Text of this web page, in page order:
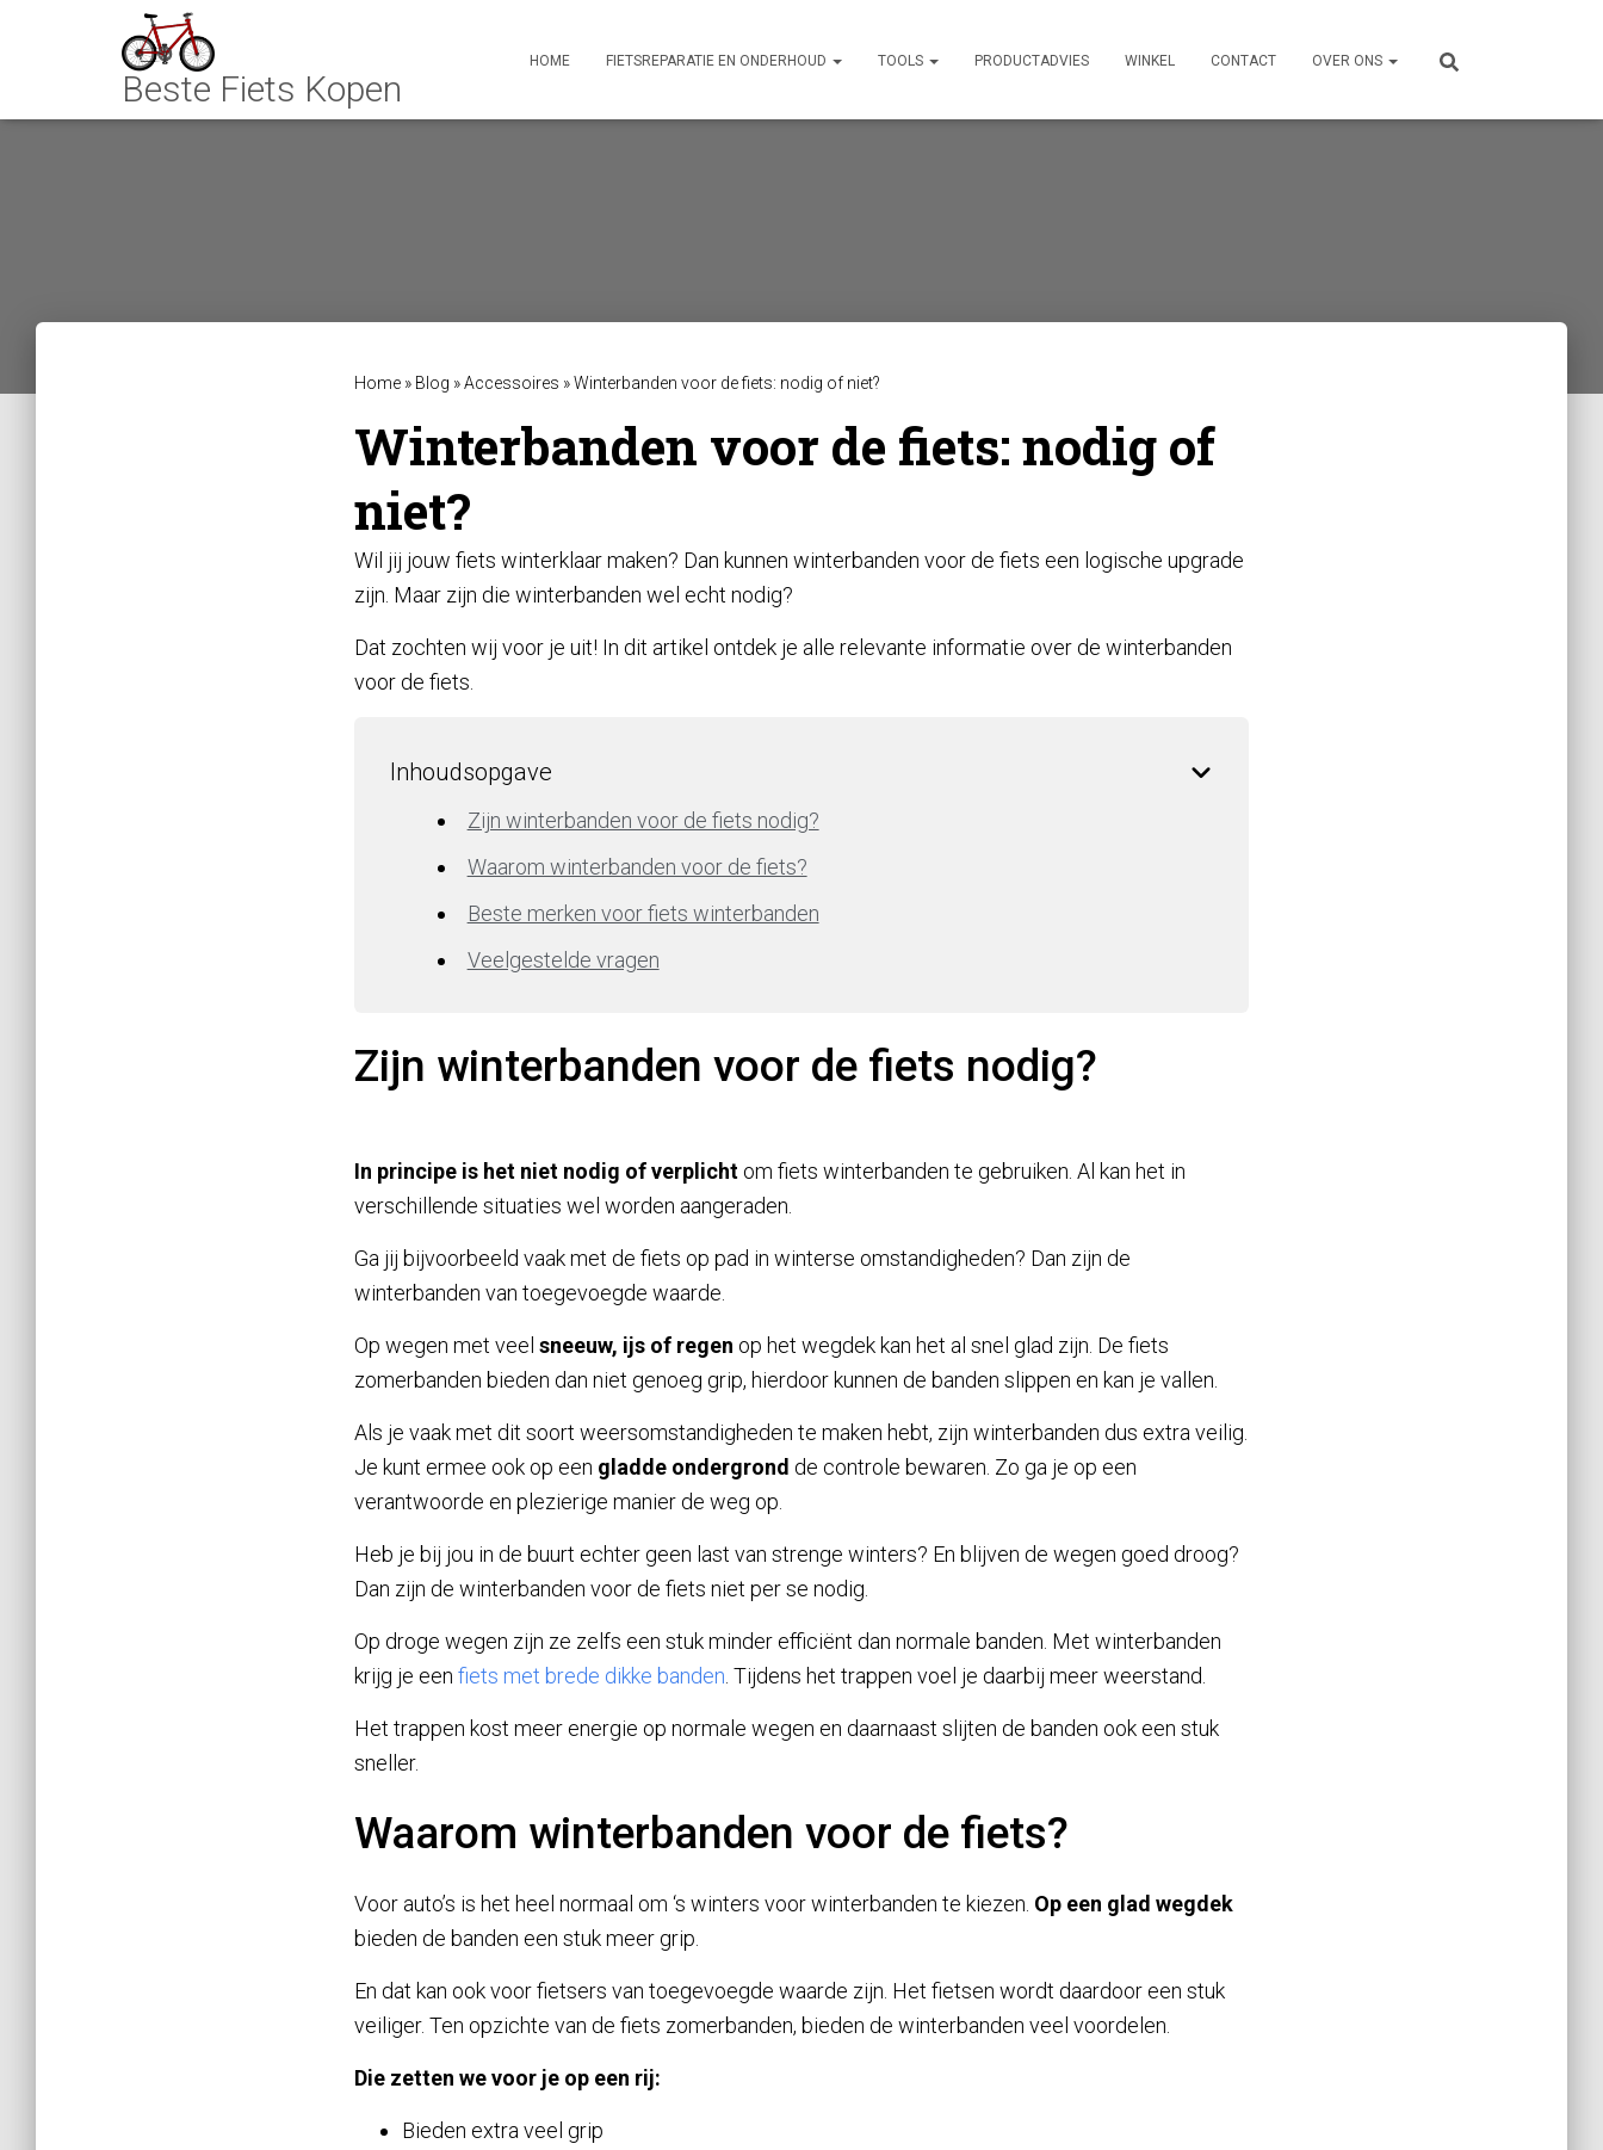
HOME FIETSREPARATIE EN ONDERHOUD TOOLS PRODUCTADVIES WINKEL CONTACT OVER ONS
Home » Blog »Accessoires »Winterbanden voor de fiets: nodig of niet?
Winterbanden voor de fiets: nodig of
niet?
Wil jij jouw fiets winterklaar maken? Dan kunnen winterbanden voor de fiets een logische upgrade
zijn. Maar zijn die winterbanden wel echt nodig?
Dat zochten wij voor je uit! In dit artikel ontdek je alle relevante informatie over de winterbanden
voor de fiets.
Inhoudsopgave
Zijn winterbanden voor de fiets nodig?
Waarom winterbanden voor de fiets?
Beste merken voor fiets winterbanden
Veelgestelde vragen
Zijn winterbanden voor de fiets nodig?
In principe is het niet nodig of verplicht om fiets winterbanden te gebruiken. Al kan het in
verschillende situaties wel worden aangeraden.
Ga jij bijvoorbeeld vaak met de fiets op pad in winterse omstandigheden? Dan zijn de
winterbanden van toegevoegde waarde.
Op wegen met veel sneeuw, ijs of regen op het wegdek kan het al snel glad zijn. De fiets
zomerbanden bieden dan niet genoeg grip, hierdoor kunnen de banden slippen en kan je vallen.
Als je vaak met dit soort weersomstandigheden te maken hebt, zijn winterbanden dus extra veilig.
Je kunt ermee ook op een gladde ondergrond de controle bewaren. Zo ga je op een
verantwoorde en plezierige manier de weg op.
Heb je bij jou in de buurt echter geen last van strenge winters? En blijven de wegen goed droog?
Dan zijn de winterbanden voor de fiets niet per se nodig.
Op droge wegen zijn ze zelfs een stuk minder efficiënt dan normale banden. Met winterbanden
krijg je een fiets met brede dikke banden . Tijdens het trappen voel je daarbij meer weerstand.
Het trappen kost meer energie op normale wegen en daarnaast slijten de banden ook een stuk
sneller.
Waarom winterbanden voor de fiets?
Voor auto’s is het heel normaal om ‘s winters voor winterbanden te kiezen. Op een glad wegdek
bieden de banden een stuk meer grip.
En dat kan ook voor fietsers van toegevoegde waarde zijn. Het fietsen wordt daardoor een stuk
veiliger. Ten opzichte van de fiets zomerbanden, bieden de winterbanden veel voordelen.
Die zetten we voor je op een rij:
Bieden extra veel grip